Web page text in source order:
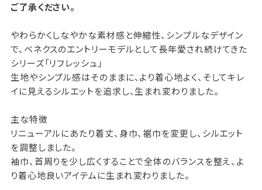
ご了承ください。
やわらかくしなやかな素材感と伸縮性、シンプルなデザイン
で、ベネクスのエントリーモデルとして長年愛され続けてきた
シリーズ「リフレッシュ」
生地やシンプル感はそのままに、より着心地よく、そしてキレ
イに見えるシルエットを追求し、生まれ変わりました。
主な特徴
リニューアルにあたり着丈、身巾、裾巾を変更し、シルエット
を調整しました。
袖巾、首周りを少し広くすることで全体のバランスを整え、よ
り着心地良いアイテムに生まれ変わりました。